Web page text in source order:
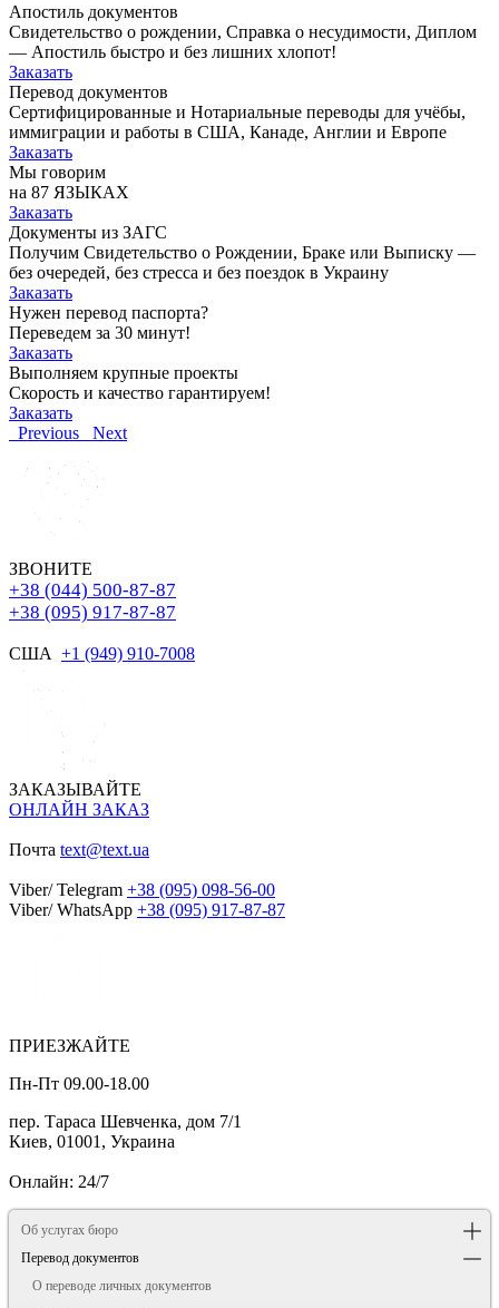
Апостиль документов
Свидетельство о рождении, Справка о несудимости, Диплом
— Апостиль быстро и без лишних хлопот!
Заказать
Перевод документов
Сертифицированные и Нотариальные переводы для учёбы,
иммиграции и работы в США, Канаде, Англии и Европе
Заказать
Мы говорим
на 87 ЯЗЫКАХ
Заказать
Документы из ЗАГС
Получим Свидетельство о Рождении, Браке или Выписку —
без очередей, без стресса и без поездок в Украину
Заказать
Нужен перевод паспорта?
Переведем за 30 минут!
Заказать
Выполняем крупные проекты
Скорость и качество гарантируем!
Заказать
Previous
Next
ЗВОНИТЕ
+38 (044) 500-87-87
+38 (095) 917-87-87
США +1 (949) 910-7008
ЗАКАЗЫВАЙТЕ
ОНЛАЙН ЗАКАЗ
Почта text@text.ua
Viber/ Telegram +38 (095) 098-56-00
Viber/ WhatsApp +38 (095) 917-87-87
ПРИЕЗЖАЙТЕ
Пн-Пт 09.00-18.00
пер. Тараса Шевченка, дом 7/1
Киев, 01001, Украина
Онлайн: 24/7
Об услугах бюро
Перевод документов
О переводе личных документов